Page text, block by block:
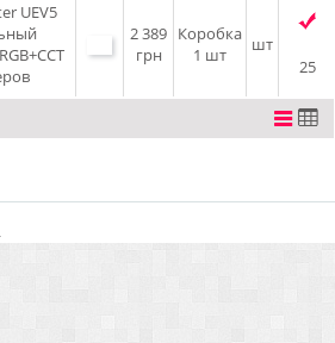
UEV5
2 389
грн
Коробка
1 шт
шт
25